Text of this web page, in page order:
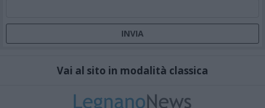
Vai al sito in modalità classica